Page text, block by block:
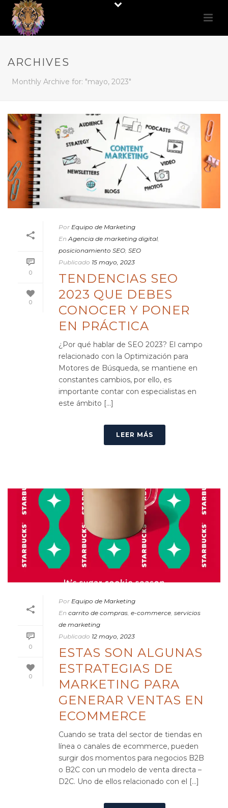
ARCHIVES
Monthly Archive for: "mayo, 2023"
0
0
Por Equipo de Marketing
En Agencia de marketing digital
posicionamiento SEO SEO
Publicado 15 mayo, 2023
TENDENCIAS SEO
2023 QUE DEBES
CONOCER Y PONER
EN PRÁCTICA
¿Por qué hablar de SEO 2023? El campo
relacionado con la Optimización para
Motores de Búsqueda, se mantiene en
constantes cambios, por ello, es
importante contar con especialistas en
este ámbito [...]
LEER MÁS
0
0
Por Equipo de Marketing
En carrito de compras, e-commerce, servicios
de marketing
Publicado 12 mayo, 2023
ESTAS SON ALGUNAS
ESTRATEGIAS DE
MARKETING PARA
GENERAR VENTAS EN
ECOMMERCE
Cuando se trata del sector de tiendas en
línea o canales de ecommerce, pueden
surgir dos momentos para negocios B2B
o B2C con un modelo de venta directa –
D2C. Uno de ellos relacionado con el [...]